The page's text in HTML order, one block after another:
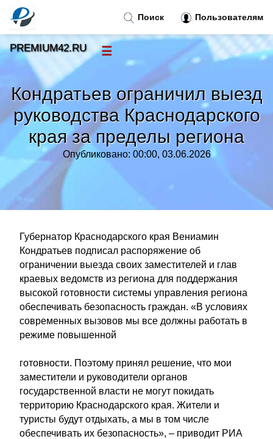
Кондратьев ограничил выезд
руководства Краснодарского
края за пределы региона
Опубликовано: 00:00, 03.06.2026
Губернатор Краснодарского края Вениамин
Кондратьев подписал распоряжение об
ограничении выезда своих заместителей и глав
краевых ведомств из региона для поддержания
высокой готовности системы управления региона
обеспечивать безопасность граждан. «В условиях
современных вызовов мы все должны работать в
режиме повышенной
готовности. Поэтому принял решение, что мои
заместители и руководители органов
государственной власти не могут покидать
территорию Краснодарского края. Жители и
туристы будут отдыхать, а мы в том числе
обеспечивать их безопасность», – приводит РИА
Поиск Пользователям
PREMIUM42.RU ☰
Новости
Тренды новостей»
Рубрики»
Правила »
Контакт»